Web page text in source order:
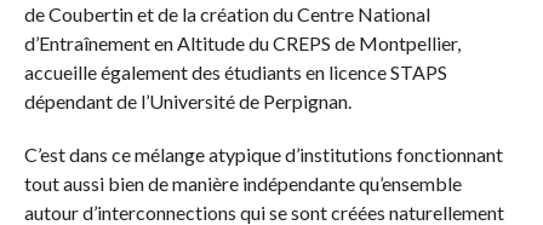
de Coubertin et de la création du Centre National
d’Entraînement en Altitude du CREPS de Montpellier,
accueille également des étudiants en licence STAPS
dépendant de l’Université de Perpignan.
C’est dans ce mélange atypique d’institutions fonctionnant
tout aussi bien de manière indépendante qu’ensemble
autour d’interconnections qui se sont créées naturellement